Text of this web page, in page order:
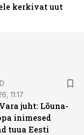
kerkivat uut
11:17
juht: Lõuna-
inimesed
tuua Eesti